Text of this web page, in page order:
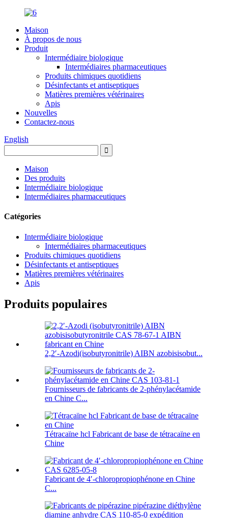
Maison
À propos de nous
Produit
Intermédiaire biologique
Intermédiaires pharmaceutiques
Produits chimiques quotidiens
Désinfectants et antiseptiques
Matières premières vétérinaires
Apis
Nouvelles
Contactez-nous
English
Maison
Des produits
Intermédiaire biologique
Intermédiaires pharmaceutiques
Catégories
Intermédiaire biologique
Intermédiaires pharmaceutiques
Produits chimiques quotidiens
Désinfectants et antiseptiques
Matières premières vétérinaires
Apis
Produits populaires
2,2′-Azodi(isobutyronitrile) AIBN azobisisobut...
Fournisseurs de fabricants de 2-phénylacétamide
en Chine C...
Tétracaïne hcl Fabricant de base de tétracaïne en
Chine
Fabricant de 4′-chloropropiophénone en Chine
C...